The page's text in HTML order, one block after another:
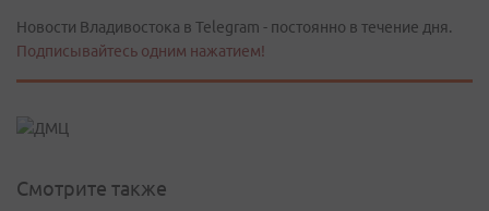
Новости Владивостока в Telegram - постоянно в течение дня.
Подписывайтесь одним нажатием!
Смотрите также